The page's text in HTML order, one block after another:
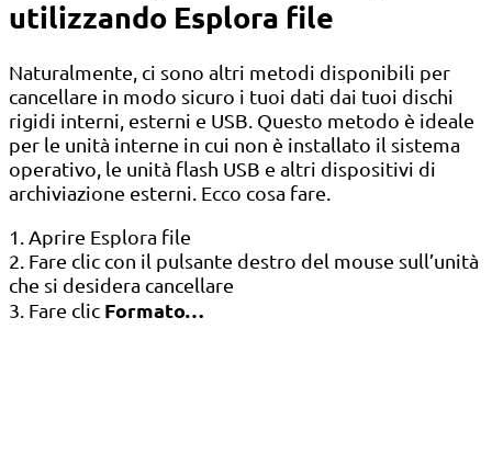
utilizzando Esplora file
Naturalmente, ci sono altri metodi disponibili per
cancellare in modo sicuro i tuoi dati dai tuoi dischi
rigidi interni, esterni e USB. Questo metodo è ideale
per le unità interne in cui non è installato il sistema
operativo, le unità flash USB e altri dispositivi di
archiviazione esterni. Ecco cosa fare.
1. Aprire Esplora file
2. Fare clic con il pulsante destro del mouse sull’unità
che si desidera cancellare
3. Fare clic Formato…